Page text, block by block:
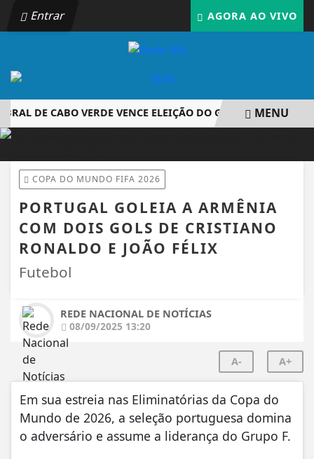
Entrar AGORA AO VIVO
DE CABO VERDE VENCE ELEIÇÃO DO GOL MAIS BONITO
MENU
COPA DO MUNDO FIFA 2026
PORTUGAL GOLEIA A ARMÊNIA
COM DOIS GOLS DE CRISTIANO
RONALDO E JOÃO FÉLIX
Futebol
REDE NACIONAL DE NOTÍCIAS
08/09/2025 13:20
A- A+
Em sua estreia nas Eliminatórias da Copa do
Mundo de 2026, a seleção portuguesa domina
o adversário e assume a liderança do Grupo F.